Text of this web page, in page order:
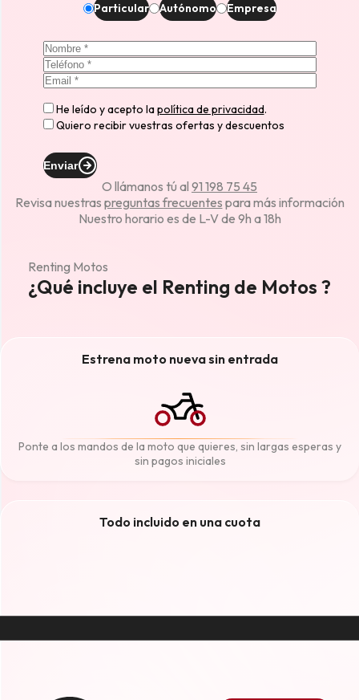
Particular Autónomo Empresa
He leído y acepto lapolítica de privacidad.
Quiero recibir vuestras ofertas y descuentos
Enviar
O llámanos tú al 91 198 75 45
Revisa nuestras preguntas frecuentes para más información
Nuestro horario es de L-V de 9h a 18h
Renting Motos
¿Qué incluye el Renting de Motos ?
Estrena moto nueva sin entrada
Ponte a los mandos de la moto que quieres, sin largas esperas y
sin pagos iniciales
Todo incluido en una cuota